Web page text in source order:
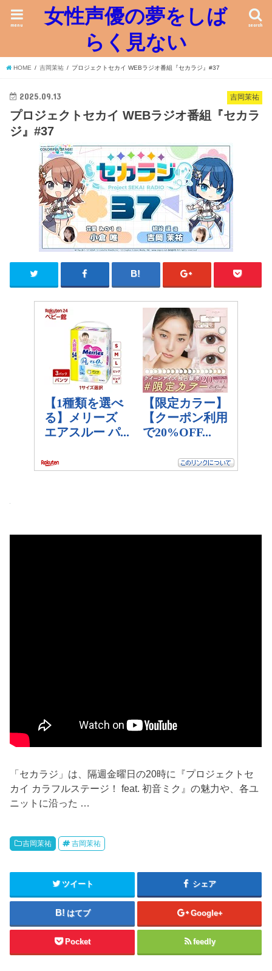
女性声優の夢をしば
らく見ない
search
menu
HOME 吉岡茉祐 プロジェクトセカイ WEBラジオ番組『セカラジ』#37
吉岡茉祐
2025.09.13
プロジェクトセカイ WEBラジオ番組『セカラ
ジ』#37
「セカラジ」は、隔週金曜日の20時に『プロジェクトセ
カイ カラフルステージ！ feat. 初音ミク』の魅力や、各ユ
ニットに沿った …
吉岡茉祐 吉岡茉祐
ツイート シェア
はてブ Google+
Pocket feedly